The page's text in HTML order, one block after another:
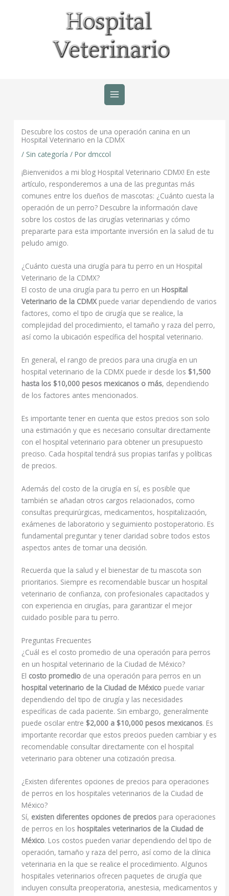
Descubre los costos de una operación canina en un
Hospital Veterinario en la CDMX
/ Sin categoría / Por dmccol
¡Bienvenidos a mi blog Hospital Veterinario CDMX! En este
artículo, responderemos a una de las preguntas más
comunes entre los dueños de mascotas: ¿Cuánto cuesta la
operación de un perro? Descubre la información clave
sobre los costos de las cirugías veterinarias y cómo
prepararte para esta importante inversión en la salud de tu
peludo amigo.
¿Cuánto cuesta una cirugía para tu perro en un Hospital
Veterinario de la CDMX?
El costo de una cirugía para tu perro en un Hospital
Veterinario de la CDMXpuede variar dependiendo de varios
factores, como el tipo de cirugía que se realice, la
complejidad del procedimiento, el tamaño y raza del perro,
así como la ubicación específica del hospital veterinario.
En general, el rango de precios para una cirugía en un
hospital veterinario de la CDMX puede ir desde los $1,500
hasta los $10,000 pesos mexicanos o más, dependiendo
de los factores antes mencionados.
Es importante tener en cuenta que estos precios son solo
una estimación y que es necesario consultar directamente
con el hospital veterinario para obtener un presupuesto
preciso. Cada hospital tendrá sus propias tarifas y políticas
de precios.
Además del costo de la cirugía en sí, es posible que
también se añadan otros cargos relacionados, como
consultas prequirúrgicas, medicamentos, hospitalización,
exámenes de laboratorio y seguimiento postoperatorio. Es
fundamental preguntar y tener claridad sobre todos estos
aspectos antes de tomar una decisión.
Recuerda que la salud y el bienestar de tu mascota son
prioritarios. Siempre es recomendable buscar un hospital
veterinario de confianza, con profesionales capacitados y
con experiencia en cirugías, para garantizar el mejor
cuidado posible para tu perro.
Preguntas Frecuentes
¿Cuál es el costo promedio de una operación para perros
en un hospital veterinario de la Ciudad de México?
El costo promedio de una operación para perros en un
hospital veterinario de la Ciudad de México puede variar
dependiendo del tipo de cirugía y las necesidades
específicas de cada paciente. Sin embargo, generalmente
puede oscilar entre $2,000 a $10,000 pesos mexicanos. Es
importante recordar que estos precios pueden cambiar y es
recomendable consultar directamente con el hospital
veterinario para obtener una cotización precisa.
¿Existen diferentes opciones de precios para operaciones
de perros en los hospitales veterinarios de la Ciudad de
México?
Sí, existen diferentes opciones de precios para operaciones
de perros en los hospitales veterinarios de la Ciudad de
México. Los costos pueden variar dependiendo del tipo de
operación, tamaño y raza del perro, así como de la clínica
veterinaria en la que se realice el procedimiento. Algunos
hospitales veterinarios ofrecen paquetes de cirugía que
incluyen consulta preoperatoria, anestesia, medicamentos y